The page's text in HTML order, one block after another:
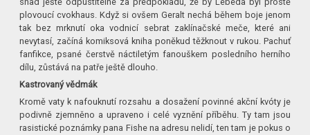
plovoucí cvokhaus. Když si ovšem Geralt nechá během boje jenom
tak bez mrknutí oka vodnicí sebrat zaklínačské meče, které ani
nevytasí, začíná komiksová kniha poněkud těžknout v rukou. Pachuť
fanfikce, psané čerstvě náctiletým fanouškem posledního herního
dílu, zůstává na patře ještě dlouho.
Kastrovaný vědmák
Kromě vaty k nafouknutí rozsahu a dosažení povinné akční kvóty je
podivně zjemněno a upraveno i celé vyznění příběhu. Ty tam jsou
rasistické poznámky pana Fishe na adresu nelidí, ten tam je pokus o